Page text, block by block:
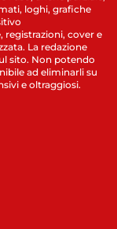
loghi, grafiche
cover e
La redazione
sito. Non potendo
ad eliminarli su
e oltraggiosi.